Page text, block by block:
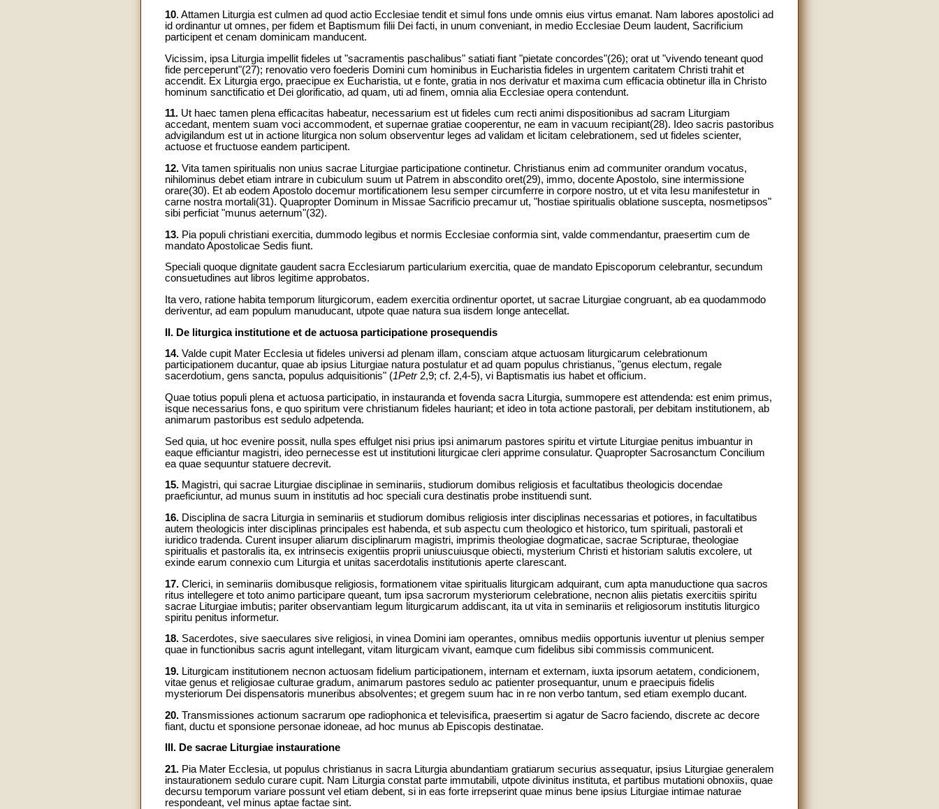
10. Attamen Liturgia est culmen ad quod actio Ecclesiae tendit et simul fons unde omnis eius virtus emanat. Nam labores apostolici ad
id ordinantur ut omnes, per fidem et Baptismum filii Dei facti, in unum conveniant, in medio Ecclesiae Deum laudent, Sacrificium
participent et cenam dominicam manducent.
Vicissim, ipsa Liturgia impellit fideles ut "sacramentis paschalibus" satiati fiant "pietate concordes"(26); orat ut "vivendo teneant quod
fide perceperunt"(27); renovatio vero foederis Domini cum hominibus in Eucharistia fideles in urgentem caritatem Christi trahit et
accendit. Ex Liturgia ergo, praecipue ex Eucharistia, ut e fonte, gratia in nos derivatur et maxima cum efficacia obtinetur illa in Christo
hominum sanctificatio et Dei glorificatio, ad quam, uti ad finem, omnia alia Ecclesiae opera contendunt.
11. Ut haec tamen plena efficacitas habeatur, necessarium est ut fideles cum recti animi dispositionibus ad sacram Liturgiam
accedant, mentem suam voci accommodent, et supernae gratiae cooperentur, ne eam in vacuum recipiant(28). Ideo sacris pastoribus
advigilandum est ut in actione liturgica non solum observentur leges ad validam et licitam celebrationem, sed ut fideles scienter,
actuose et fructuose eandem participent.
12. Vita tamen spiritualis non unius sacrae Liturgiae participatione continetur. Christianus enim ad communiter orandum vocatus,
nihilominus debet etiam intrare in cubiculum suum ut Patrem in abscondito oret(29), immo, docente Apostolo, sine intermissione
orare(30). Et ab eodem Apostolo docemur mortificationem Iesu semper circumferre in corpore nostro, ut et vita Iesu manifestetur in
carne nostra mortali(31). Quapropter Dominum in Missae Sacrificio precamur ut, "hostiae spiritualis oblatione suscepta, nosmetipsos"
sibi perficiat "munus aeternum"(32).
13. Pia populi christiani exercitia, dummodo legibus et normis Ecclesiae conformia sint, valde commendantur, praesertim cum de
mandato Apostolicae Sedis fiunt.
Speciali quoque dignitate gaudent sacra Ecclesiarum particularium exercitia, quae de mandato Episcoporum celebrantur, secundum
consuetudines aut libros legitime approbatos.
Ita vero, ratione habita temporum liturgicorum, eadem exercitia ordinentur oportet, ut sacrae Liturgiae congruant, ab ea quodammodo
deriventur, ad eam populum manuducant, utpote quae natura sua iisdem longe antecellat.
II. De liturgica institutione et de actuosa participatione prosequendis
14. Valde cupit Mater Ecclesia ut fideles universi ad plenam illam, consciam atque actuosam liturgicarum celebrationum
participationem ducantur, quae ab ipsius Liturgiae natura postulatur et ad quam populus christianus, "genus electum, regale
sacerdotium, gens sancta, populus adquisitionis" (1Petr2,9; cf. 2,4-5), vi Baptismatis ius habet et officium.
Quae totius populi plena et actuosa participatio, in instauranda et fovenda sacra Liturgia, summopere est attendenda: est enim primus,
isque necessarius fons, e quo spiritum vere christianum fideles hauriant; et ideo in tota actione pastorali, per debitam institutionem, ab
animarum pastoribus est sedulo adpetenda.
Sed quia, ut hoc evenire possit, nulla spes effulget nisi prius ipsi animarum pastores spiritu et virtute Liturgiae penitus imbuantur in
eaque efficiantur magistri, ideo pernecesse est ut institutioni liturgicae cleri apprime consulatur. Quapropter Sacrosanctum Concilium
ea quae sequuntur statuere decrevit.
15. Magistri, qui sacrae Liturgiae disciplinae in seminariis, studiorum domibus religiosis et facultatibus theologicis docendae
praeficiuntur, ad munus suum in institutis ad hoc speciali cura destinatis probe instituendi sunt.
16. Disciplina de sacra Liturgia in seminariis et studiorum domibus religiosis inter disciplinas necessarias et potiores, in facultatibus
autem theologicis inter disciplinas principales est habenda, et sub aspectu cum theologico et historico, tum spirituali, pastorali et
iuridico tradenda. Curent insuper aliarum disciplinarum magistri, imprimis theologiae dogmaticae, sacrae Scripturae, theologiae
spiritualis et pastoralis ita, ex intrinsecis exigentiis proprii uniuscuiusque obiecti, mysterium Christi et historiam salutis excolere, ut
exinde earum connexio cum Liturgia et unitas sacerdotalis institutionis aperte clarescant.
17. Clerici, in seminariis domibusque religiosis, formationem vitae spiritualis liturgicam adquirant, cum apta manuductione qua sacros
ritus intellegere et toto animo participare queant, tum ipsa sacrorum mysteriorum celebratione, necnon aliis pietatis exercitiis spiritu
sacrae Liturgiae imbutis; pariter observantiam legum liturgicarum addiscant, ita ut vita in seminariis et religiosorum institutis liturgico
spiritu penitus informetur.
18. Sacerdotes, sive saeculares sive religiosi, in vinea Domini iam operantes, omnibus mediis opportunis iuventur ut plenius semper
quae in functionibus sacris agunt intellegant, vitam liturgicam vivant, eamque cum fidelibus sibi commissis communicent.
19. Liturgicam institutionem necnon actuosam fidelium participationem, internam et externam, iuxta ipsorum aetatem, condicionem,
vitae genus et religiosae culturae gradum, animarum pastores sedulo ac patienter prosequantur, unum e praecipuis fidelis
mysteriorum Dei dispensatoris muneribus absolventes; et gregem suum hac in re non verbo tantum, sed etiam exemplo ducant.
20. Transmissiones actionum sacrarum ope radiophonica et televisifica, praesertim si agatur de Sacro faciendo, discrete ac decore
fiant, ductu et sponsione personae idoneae, ad hoc munus ab Episcopis destinatae.
III. De sacrae Liturgiae instauratione
21. Pia Mater Ecclesia, ut populus christianus in sacra Liturgia abundantiam gratiarum securius assequatur, ipsius Liturgiae generalem
instaurationem sedulo curare cupit. Nam Liturgia constat parte immutabili, utpote divinitus instituta, et partibus mutationi obnoxiis, quae
decursu temporum variare possunt vel etiam debent, si in eas forte irrepserint quae minus bene ipsius Liturgiae intimae naturae
respondeant, vel minus aptae factae sint.